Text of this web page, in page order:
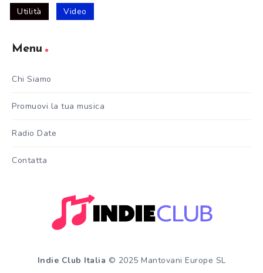
Utilità Video
Menu
Chi Siamo
Promuovi la tua musica
Radio Date
Contatta
Indie Club Italia © 2025 Mantovani Europe SL